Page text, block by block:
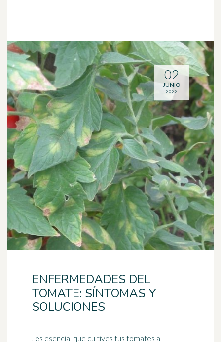
ENFERMEDADES DEL
TOMATE: SÍNTOMAS Y
SOLUCIONES
, es esencial que cultives tus tomates a
02
JUNIO
2022